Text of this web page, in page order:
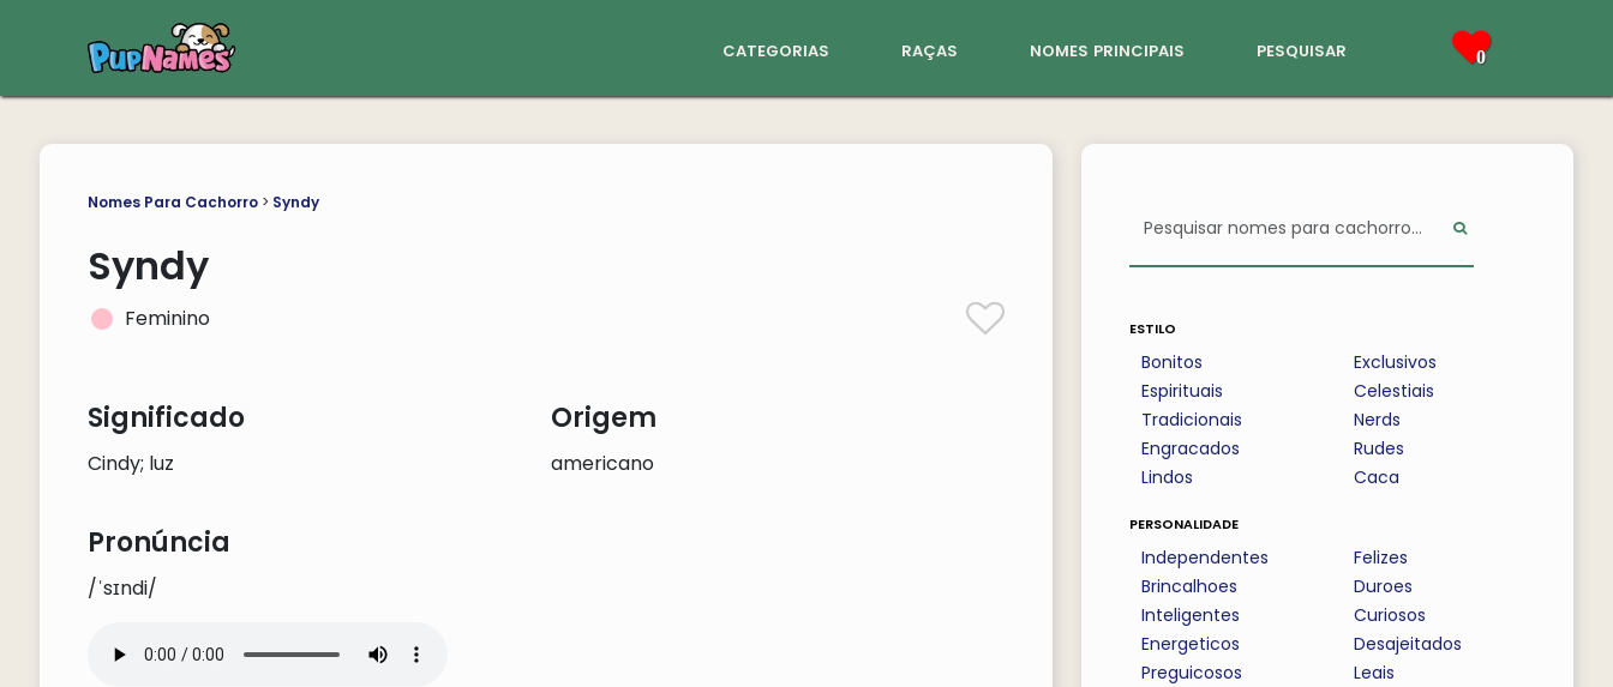
categorias raças nomes principais pesquisar 0
Nomes Para Cachorro> Syndy
Syndy
Feminino
Significado
Cindy; luz
Origem
americano
Pronúncia
/ˈsɪndi/
estilo
Bonitos
Espirituais
Tradicionais
Engracados
Lindos
Exclusivos
Celestiais
Nerds
Rudes
Caca
personalidade
Independentes
Brincalhoes
Inteligentes
Energeticos
Preguicosos
Felizes
Duroes
Curiosos
Desajeitados
Leais